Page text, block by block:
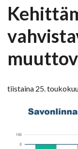
tiistaina 25.